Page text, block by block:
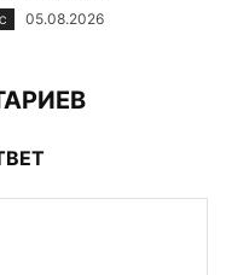
05.08.2026